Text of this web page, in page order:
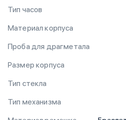
Тип часов
Материал корпуса
Проба для драгметала
Размер корпуса
Тип стекла
Тип механизма